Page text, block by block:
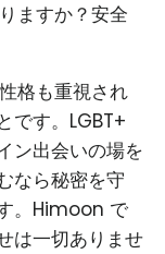
ますか？安全
格も重視され
です。LGBT+
ン出会いの場を
なら秘密を守
。Himoon で
は一切ありませ